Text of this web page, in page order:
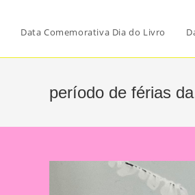
Data Comemorativa Dia do Livro
período de férias